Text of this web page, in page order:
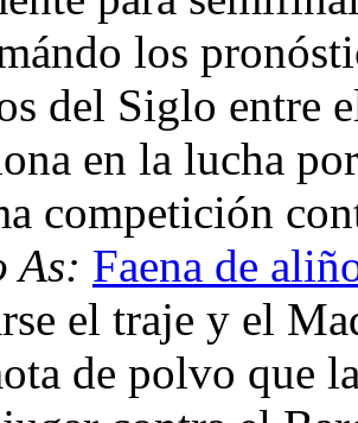
los
del Siglo entre
en la lucha
competición
As: Faena de
el traje y el
de polvo que